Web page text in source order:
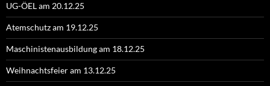
UG-ÖEL am 20.12.25
Atemschutz am 19.12.25
Maschinistenausbildung am 18.12.25
Weihnachtsfeier am 13.12.25